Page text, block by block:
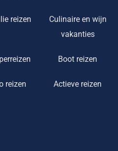
reizen
Culinaire en wijn
vakanties
Boot reizen
reizen Actieve reizen